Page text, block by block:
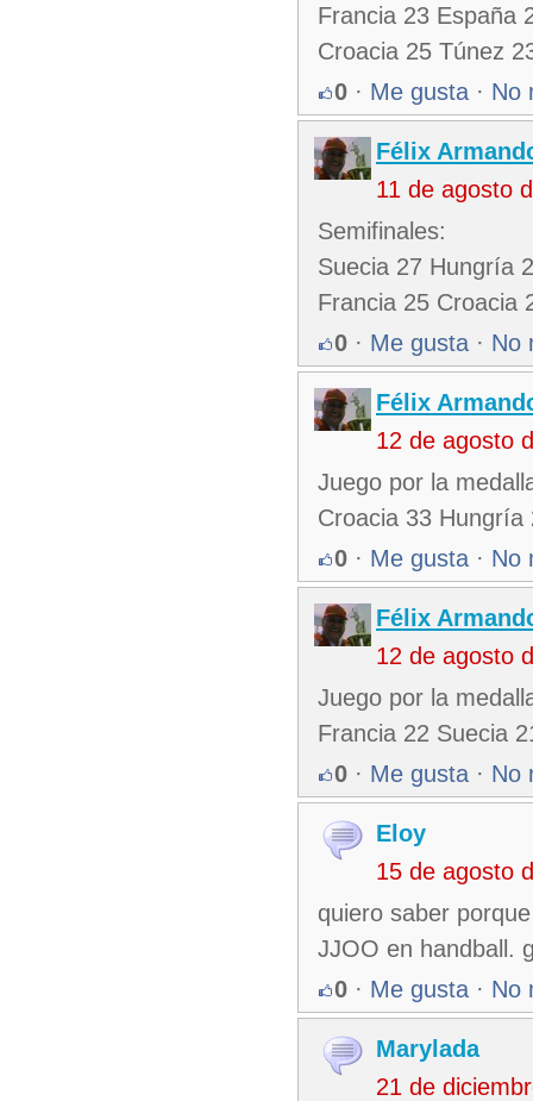
Francia 23 España
Croacia 25 Túnez
0 · Me gusta · No
Félix
11 de agosto
Semifinales:
Suecia 27 Hungría
Francia 25 Croacia
0 · Me gusta · No
Félix
12 de agosto
Juego por la
Croacia 33 Hungría
0 · Me gusta · No
Félix
12 de agosto
Juego por la
Francia 22 Suecia
0 · Me gusta · No
Eloy
15 de agosto
quiero saber
JJOO en handball.
0 · Me gusta · No
Marylada
21 de